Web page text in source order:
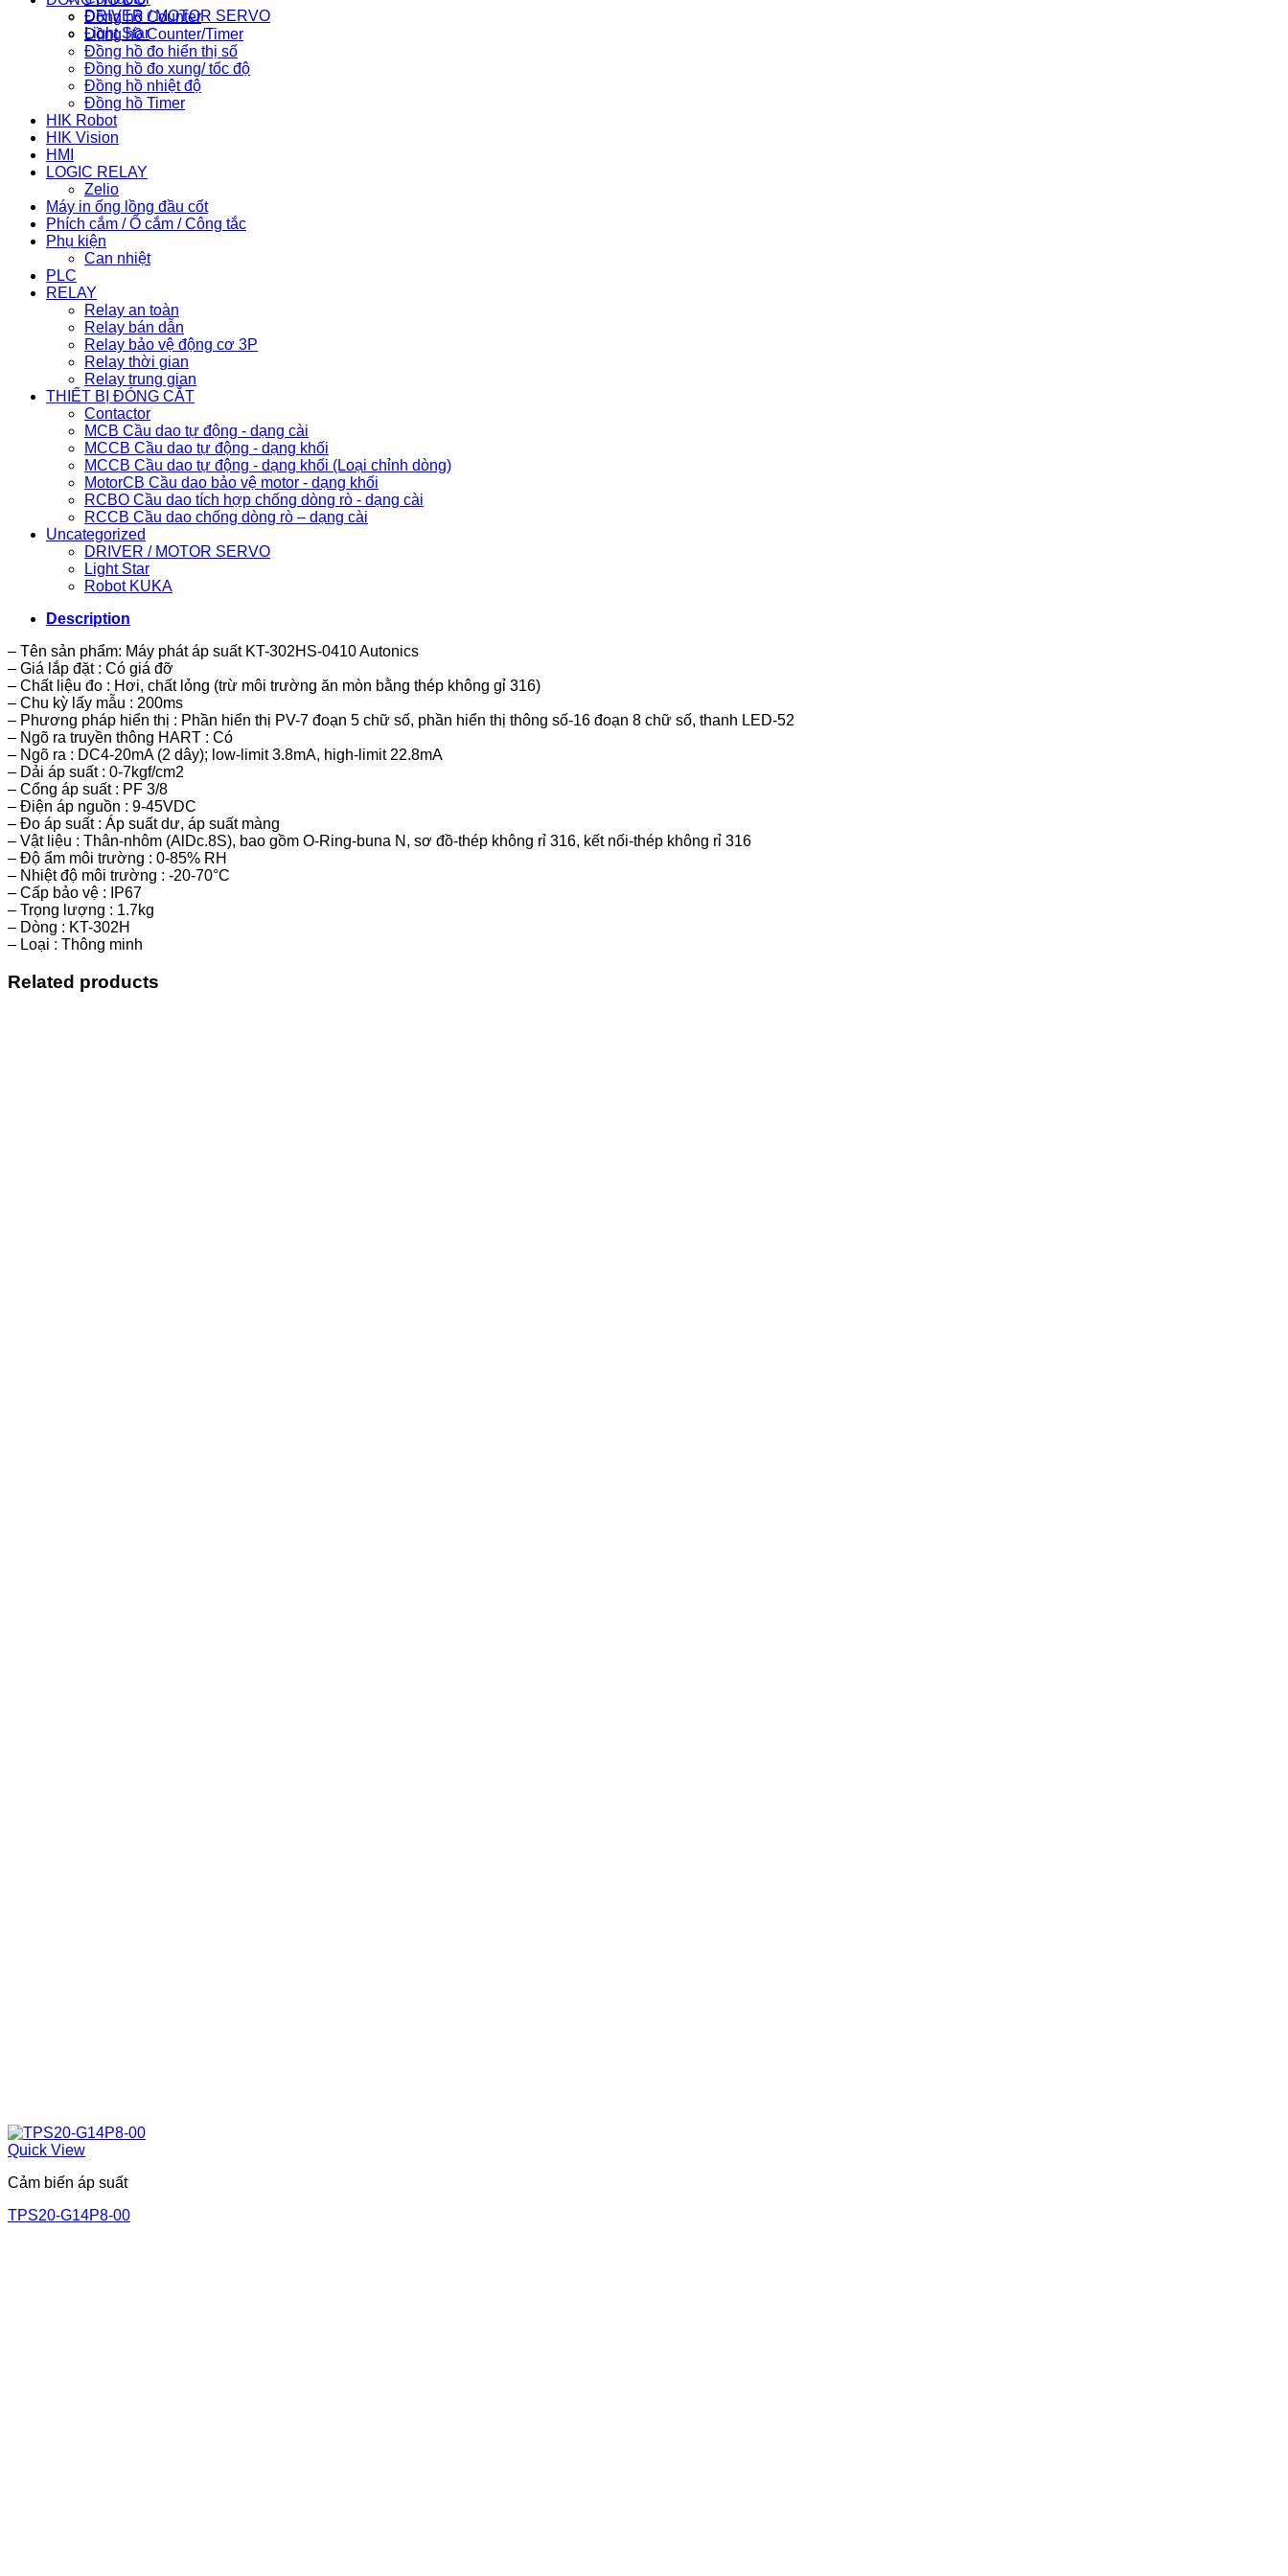
DRIVER / MOTOR SERVO
Light Star
Đồng hồ Counter
Đồng hồ Counter/Timer
Đồng hồ đo hiển thị số
Đồng hồ đo xung/ tốc độ
Đồng hồ nhiệt độ
Đồng hồ Timer
HIK Robot
HIK Vision
HMI
LOGIC RELAY
Zelio
Máy in ống lồng đầu cốt
Phích cắm / Ổ cắm / Công tắc
Phụ kiện
Can nhiệt
PLC
RELAY
Relay an toàn
Relay bán dẫn
Relay bảo vệ động cơ 3P
Relay thời gian
Relay trung gian
THIẾT BỊ ĐÓNG CẮT
Contactor
MCB Cầu dao tự động - dạng cài
MCCB Cầu dao tự động - dạng khối
MCCB Cầu dao tự động - dạng khối (Loại chỉnh dòng)
MotorCB Cầu dao bảo vệ motor - dạng khối
RCBO Cầu dao tích hợp chống dòng rò - dạng cài
RCCB Cầu dao chống dòng rò – dạng cài
Uncategorized
DRIVER / MOTOR SERVO
Light Star
Robot KUKA
Description
– Tên sản phẩm: Máy phát áp suất KT-302HS-0410 Autonics
– Giá lắp đặt : Có giá đỡ
– Chất liệu đo : Hơi, chất lỏng (trừ môi trường ăn mòn bằng thép không gỉ 316)
– Chu kỳ lấy mẫu : 200ms
– Phương pháp hiển thị : Phần hiển thị PV-7 đoạn 5 chữ số, phần hiển thị thông số-16 đoạn 8 chữ số, thanh LED-52
– Ngõ ra truyền thông HART : Có
– Ngõ ra : DC4-20mA (2 dây); low-limit 3.8mA, high-limit 22.8mA
– Dải áp suất : 0-7kgf/cm2
– Cổng áp suất : PF 3/8
– Điện áp nguồn : 9-45VDC
– Đo áp suất : Áp suất dư, áp suất màng
– Vật liệu : Thân-nhôm (AlDc.8S), bao gồm O-Ring-buna N, sơ đồ-thép không rỉ 316, kết nối-thép không rỉ 316
– Độ ẩm môi trường : 0-85% RH
– Nhiệt độ môi trường : -20-70°C
– Cấp bảo vệ : IP67
– Trọng lượng : 1.7kg
– Dòng : KT-302H
– Loại : Thông minh
Related products
Quick View
Cảm biến áp suất
TPS20-G14P8-00